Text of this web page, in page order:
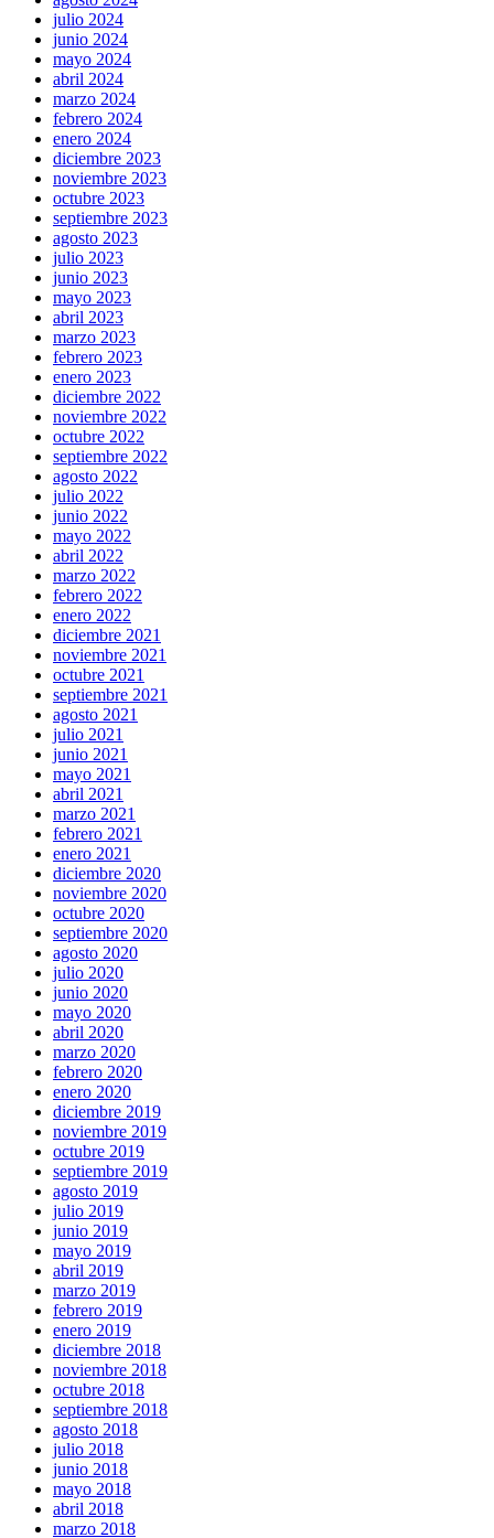
julio 2024
junio 2024
mayo 2024
abril 2024
marzo 2024
febrero 2024
enero 2024
diciembre 2023
noviembre 2023
octubre 2023
septiembre 2023
agosto 2023
julio 2023
junio 2023
mayo 2023
abril 2023
marzo 2023
febrero 2023
enero 2023
diciembre 2022
noviembre 2022
octubre 2022
septiembre 2022
agosto 2022
julio 2022
junio 2022
mayo 2022
abril 2022
marzo 2022
febrero 2022
enero 2022
diciembre 2021
noviembre 2021
octubre 2021
septiembre 2021
agosto 2021
julio 2021
junio 2021
mayo 2021
abril 2021
marzo 2021
febrero 2021
enero 2021
diciembre 2020
noviembre 2020
octubre 2020
septiembre 2020
agosto 2020
julio 2020
junio 2020
mayo 2020
abril 2020
marzo 2020
febrero 2020
enero 2020
diciembre 2019
noviembre 2019
octubre 2019
septiembre 2019
agosto 2019
julio 2019
junio 2019
mayo 2019
abril 2019
marzo 2019
febrero 2019
enero 2019
diciembre 2018
noviembre 2018
octubre 2018
septiembre 2018
agosto 2018
julio 2018
junio 2018
mayo 2018
abril 2018
marzo 2018